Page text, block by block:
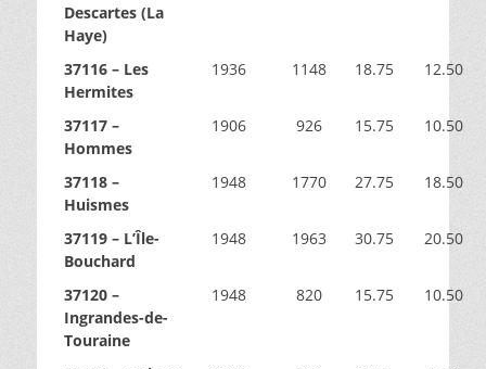
Descartes (La
Haye)
37116 – Les
Hermites
1936 1148 18.75 12.50
37117 –
Hommes
1906 926 15.75 10.50
37118 –
Huismes
1948 1770 27.75 18.50
37119 – L’Île-
Bouchard
1948 1963 30.75 20.50
37120 –
Ingrandes-de-
Touraine
1948 820 15.75 10.50